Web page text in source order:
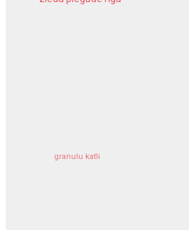
granulu katli